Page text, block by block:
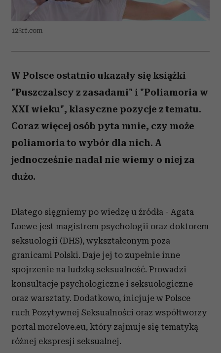
123rf.com
W Polsce ostatnio ukazały się książki
"Puszczalscy z zasadami" i "Poliamoria w
XXI wieku", klasyczne pozycje z tematu.
Coraz więcej osób pyta mnie, czy może
poliamoria to wybór dla nich. A
jednocześnie nadal nie wiemy o niej za
dużo.
Dlatego sięgniemy po wiedzę u źródła - Agata
Loewe jest magistrem psychologii oraz doktorem
seksuologii (DHS), wykształconym poza
granicami Polski. Daje jej to zupełnie inne
spojrzenie na ludzką seksualność. Prowadzi
konsultacje psychologiczne i seksuologiczne
oraz warsztaty. Dodatkowo, inicjuje w Polsce
ruch Pozytywnej Seksualności oraz współtworzy
portal morelove.eu, który zajmuje się tematyką
różnej ekspresji seksualnej.